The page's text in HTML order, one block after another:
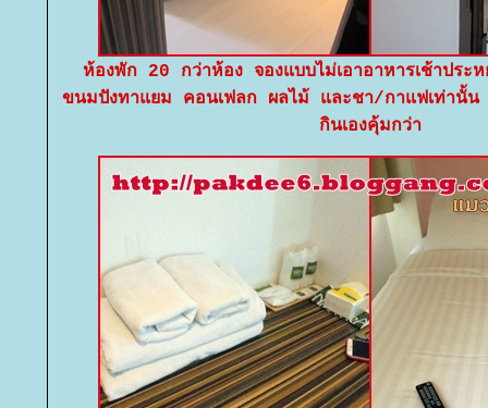
ห้องพัก 20 กว่าห้อง จองแบบไม่เอาอาหารเช้าประ
ขนมปังทาแยม คอนเฟลก ผลไม้ และชา/กาแฟเท่านั้น
กินเองคุ้มกว่า